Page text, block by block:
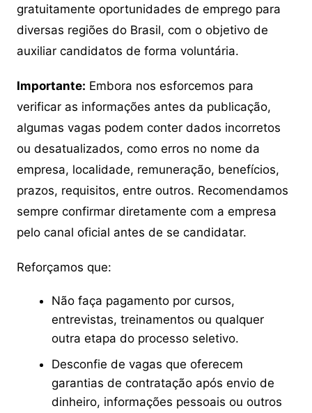
gratuitamente oportunidades de emprego para
diversas regiões do Brasil, com o objetivo de
auxiliar candidatos de forma voluntária.
Importante: Embora nos esforcemos para
verificar as informações antes da publicação,
algumas vagas podem conter dados incorretos
ou desatualizados, como erros no nome da
empresa, localidade, remuneração, benefícios,
prazos, requisitos, entre outros. Recomendamos
sempre confirmar diretamente com a empresa
pelo canal oficial antes de se candidatar.
Reforçamos que:
Não faça pagamento por cursos,
entrevistas, treinamentos ou qualquer
outra etapa do processo seletivo.
Desconfie de vagas que oferecem
garantias de contratação após envio de
dinheiro, informações pessoais ou outros